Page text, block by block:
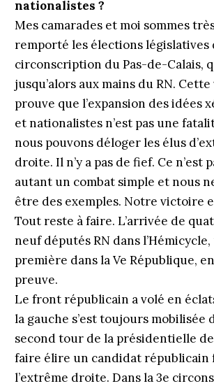
nationalistes ?
Mes camarades et moi sommes
remporté les élections législatives
circonscription du Pas-de-Calais,
jusqu’alors aux mains du RN.
prouve que l’expansion des idées
et nationalistes n’est pas une
nous pouvons déloger les élus
droite. Il n’y a pas de fief. Ce n’est
autant un combat simple et nous
être des exemples. Notre victoire
Tout reste à faire. L’arrivée de
neuf députés RN dans l’Hémicycle,
première dans la Ve République,
preuve.
Le front républicain a volé en
la gauche s’est toujours mobilisée
second tour de la présidentielle
faire élire un candidat républicain
l’extrême droite. Dans la 3e